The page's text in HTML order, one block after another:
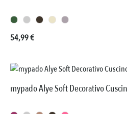
Prezzo normale:
54,99 €
mypado Alye Soft Decorativo